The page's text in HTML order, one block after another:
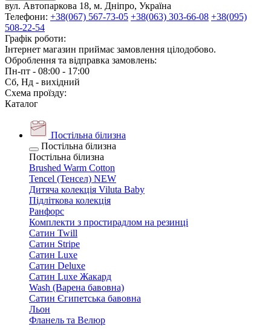
вул. Автопаркова 18, м. Дніпро, Україна
Телефони: +38(067) 567-73-05 +38(063) 303-66-08 +38(095)
508-22-54
Графік роботи:
Інтернет магазин приймає замовлення цілодобово.
Оброблення та відправка замовлень:
Пн-пт - 08:00 - 17:00
Сб, Нд - вихідний
Схема проїзду:
Каталог
Постільна білизна
Постільна білизна
Постільна білизна
Brushed Warm Cotton
Tencel (Тенсел) NEW
Дитяча колекція Viluta Baby
Підліткова колекція
Ранфорс
Комплекти з простирадлом на резинці
Сатин Twill
Сатин Stripe
Сатин Luxe
Сатин Deluxe
Сатин Luxe Жакард
Wash (Варена бавовна)
Сатин Єгипетська бавовна
Льон
Фланель та Велюр